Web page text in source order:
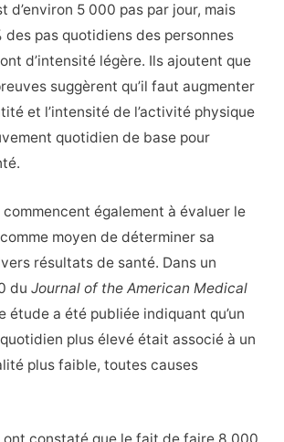
d’environ 5 000 pas par jour, mais
des pas quotidiens des personnes
d’intensité légère. Ils ajoutent que
suggèrent qu’il faut augmenter
et l’intensité de l’activité physique
quotidien de base pour
également à évaluer le
moyen de déterminer sa
résultats de santé. Dans un
du Journal of the American Medical
étude a été publiée indiquant qu’un
plus élevé était associé à un
plus faible, toutes causes
ont constaté que le fait de faire 8 000